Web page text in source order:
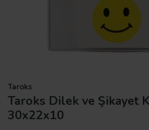
Taroks
Taroks Dilek ve Şikayet
30x22x10